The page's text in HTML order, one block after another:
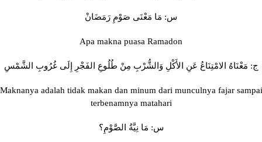
س: مَا مَعْنَى صَوْمِ رَمَضَانْ
Apa makna puasa Ramadon
ج: مَعْنَاهُ الامْتِنَاعُ عَنِ الأَكْلِ وَالشُّرْبِ مِنْ طُلُوعِ الفَجْرِ إِلَى غُرُوبِ الشَّمْسِ
Maknanya adalah tidak makan dan minum dari munculnya fajar sampai
terbenamnya matahari
س: مَا نِيَّةُ الصَّوْمِ؟